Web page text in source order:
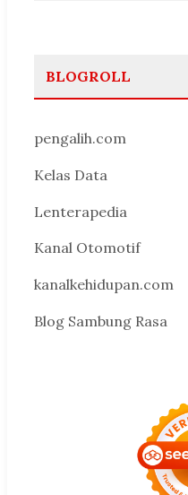
BLOGROLL
pengalih.com
Kelas Data
Lenterapedia
Kanal Otomotif
kanalkehidupan.com
Blog Sambung Rasa